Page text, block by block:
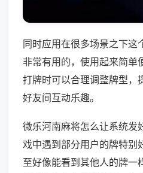
同时应用在很多场景之下这
非常有用的，使用起来简单
打牌时可以合理调整牌型，
好友间互动乐趣。
微乐河南麻将怎么让系统发
戏中遇到部分用户的牌特别
至好像能看到其他人的牌一